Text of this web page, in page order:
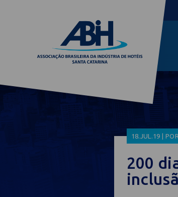
18.JUL.19 |
200